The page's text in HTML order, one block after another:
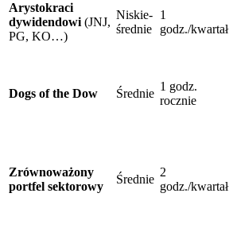
Arystokraci
dywidendowi(JNJ,
PG, KO…)
Niskie-
średnie
1
godz./kwartał
Dogs of the Dow Średnie
1 godz.
rocznie
Zrównoważony
portfel sektorowy
Średnie
2
godz./kwartał